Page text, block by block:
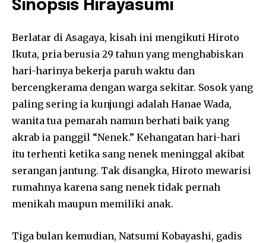
Sinopsis Hirayasumi
Berlatar di Asagaya, kisah ini mengikuti Hiroto
Ikuta, pria berusia 29 tahun yang menghabiskan
hari-harinya bekerja paruh waktu dan
bercengkerama dengan warga sekitar. Sosok yang
paling sering ia kunjungi adalah Hanae Wada,
wanita tua pemarah namun berhati baik yang
akrab ia panggil “Nenek.” Kehangatan hari-hari
itu terhenti ketika sang nenek meninggal akibat
serangan jantung. Tak disangka, Hiroto mewarisi
rumahnya karena sang nenek tidak pernah
menikah maupun memiliki anak.
Tiga bulan kemudian, Natsumi Kobayashi, gadis